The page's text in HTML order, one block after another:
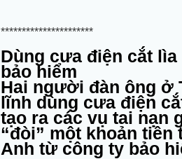
**********************
Dùng cưa điện cắt
bảo hiểm
Hai người đàn ông ở
lĩnh dùng cưa điện
tạo ra các vụ tai nạn
“đòi” một khoản tiền
Anh từ công ty bảo